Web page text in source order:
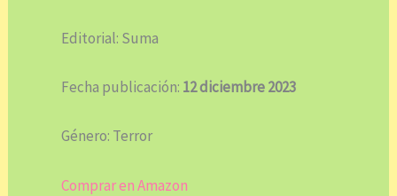
Editorial: Suma
Fecha publicación: 12 diciembre 2023
Género: Terror
Comprar en Amazon